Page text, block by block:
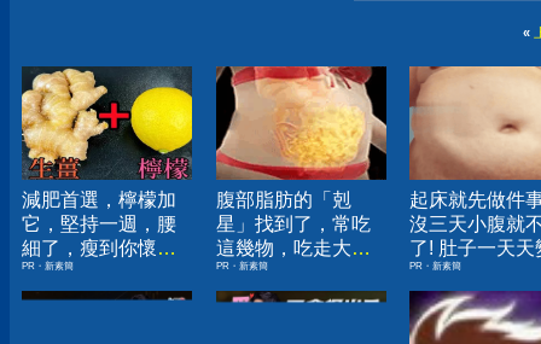
«
減肥首選，檸檬加
它，堅持一週，腰
細了，瘦到你懷疑
人生
PR・新素簡
腹部脂肪的「剋
星」找到了，常吃
這幾物，吃走大肚
囊，瘦出小蠻腰
PR・新素簡
起床就先做件
沒三天小腹就
了! 肚子一天天
小！
PR・新素簡